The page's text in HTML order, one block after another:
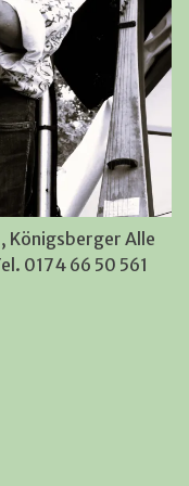
Königsberger Alle
0174 66 50 561